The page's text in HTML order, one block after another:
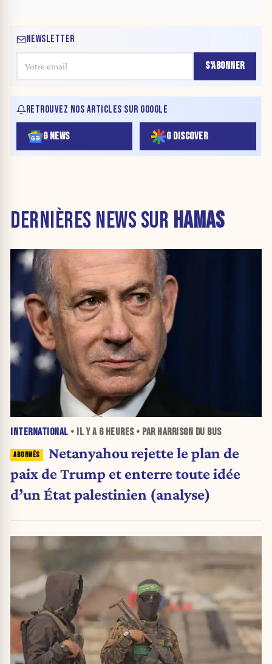
NEWSLETTER
S'ABONNER
RETROUVEZ NOS ARTICLES SUR GOOGLE
G NEWS G DISCOVER
DERNIÈRES NEWS SUR HAMAS
INTERNATIONAL • IL Y A 6 HEURES• PAR HARRISON DU BUS
Netanyahou rejette le plan de
paix de Trump et enterre toute idée
d’un État palestinien (analyse)